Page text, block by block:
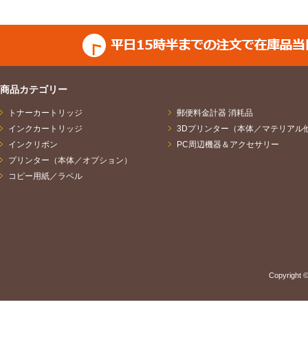
商品カテゴリー
トナーカートリッジ
インクカートリッジ
インクリボン
プリンター（本体／オプション）
コピー用紙／ラベル
郵便料金計器 消耗品
3Dプリンター（本体／マテリアル
PC周辺機器＆アクセサリー
Copyright